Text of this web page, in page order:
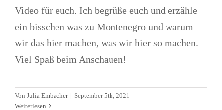
Video für euch. Ich begrüße euch und erzähle
ein bisschen was zu Montenegro und warum
wir das hier machen, was wir hier so machen.
Viel Spaß beim Anschauen!
Von Julia Embacher | September 5th, 2021
Weiterlesen